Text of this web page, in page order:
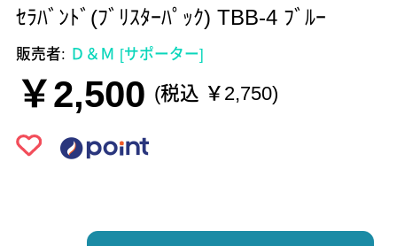
ｾﾗﾊﾞﾝﾄﾞ(ﾌﾞﾘｽﾀｰﾊﾟｯｸ) TBB-4 ﾌﾞﾙｰ
販売者: Ｄ＆Ｍ [サポーター]
￥2,500 (税込 ￥2,750)